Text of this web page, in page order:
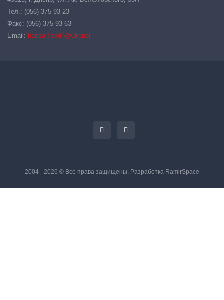
Тел.: (056) 375-93-23
Факс: (056) 375-93-63
Email: hansa-flexdn@ukr.net
2004 - 2026 © Все права защищены. Разработка RamirSpace